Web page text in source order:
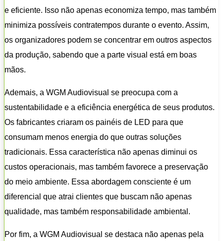
e eficiente. Isso não apenas economiza tempo, mas também
minimiza possíveis contratempos durante o evento. Assim,
os organizadores podem se concentrar em outros aspectos
da produção, sabendo que a parte visual está em boas
mãos.
Ademais, a WGM Audiovisual se preocupa com a
sustentabilidade e a eficiência energética de seus produtos.
Os fabricantes criaram os painéis de LED para que
consumam menos energia do que outras soluções
tradicionais. Essa característica não apenas diminui os
custos operacionais, mas também favorece a preservação
do meio ambiente. Essa abordagem consciente é um
diferencial que atrai clientes que buscam não apenas
qualidade, mas também responsabilidade ambiental.
Por fim, a WGM Audiovisual se destaca não apenas pela